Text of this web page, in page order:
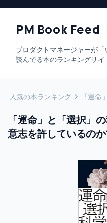
PM Book Feed
プロダクトマネージャーが「
読んでる本のランキングサイ
人気の本ランキング
「運命」と「選択」
意志を許しているのか